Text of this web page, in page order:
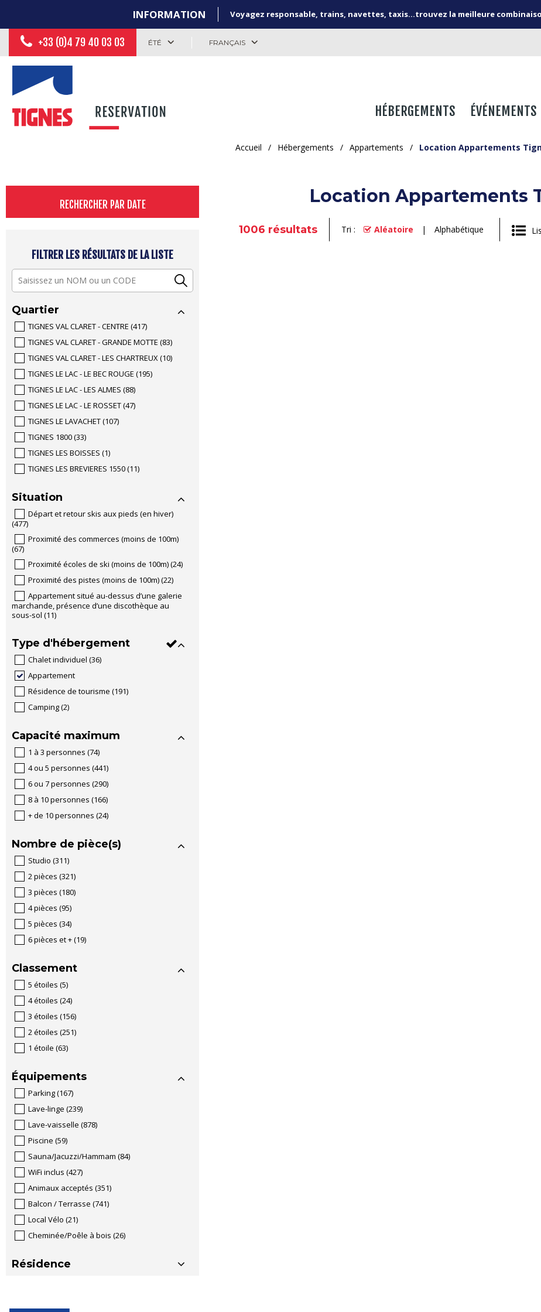
INFORMATION Voyagez responsable, trains, navettes, taxis...trouvez la meilleure
+33 (0)4 79 40 03 03 ÉTÉ FRANÇAIS
HÉBERGEMENTS ÉVÉNEMENTS
Accueil / Hébergements / Appartements / Location Appartements
RECHERCHER PAR DATE
FILTRER LES RÉSULTATS DE LA LISTE
Quartier
TIGNES VAL CLARET - CENTRE (417)
TIGNES VAL CLARET - GRANDE MOTTE (83)
TIGNES VAL CLARET - LES CHARTREUX(10)
TIGNES LE LAC - LE BEC ROUGE (195)
TIGNES LE LAC - LES ALMES (88)
TIGNES LE LAC - LE ROSSET(47)
TIGNES LE LAVACHET(107)
TIGNES 1800(33)
TIGNES LES BOISSES (1)
TIGNES LES BREVIERES 1550(11)
Situation
Départ et retour skis aux pieds (en hiver)
(477)
Proximité des commerces (moins de 100m)
(67)
Proximité écoles de ski (moins de 100m)(24)
Proximité des pistes (moins de 100m)(22)
Appartement situé au-dessus d’une galerie
marchande, présence d’une discothèque au
sous-sol (11)
Type d'hébergement
Chalet individuel (36)
Appartement
Résidence de tourisme (191)
Camping(2)
Capacité maximum
1 à 3 personnes (74)
4 ou 5 personnes (441)
6 ou 7 personnes (290)
8 à 10 personnes (166)
+ de 10 personnes (24)
Nombre de pièce(s)
Studio (311)
2 pièces (321)
3 pièces (180)
4 pièces (95)
5 pièces (34)
6 pièces et +(19)
Classement
5 étoiles (5)
4 étoiles (24)
3 étoiles (156)
2 étoiles (251)
1 étoile (63)
Équipements
Parking(167)
Lave-linge (239)
Lave-vaisselle (878)
Piscine (59)
Sauna/Jacuzzi/Hammam (84)
WiFi inclus (427)
Animaux acceptés (351)
Balcon / Terrasse (741)
Local Vélo (21)
Cheminée/Poêle à bois (26)
Résidence
Location Appartements
1006 résultats Tri : Aléatoire Alphabétique